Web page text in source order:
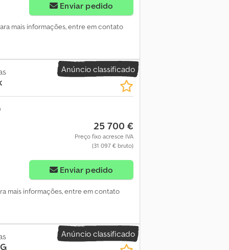
Enviar pedido
mais informações, entre em contato
Anúncio classificado
25 700 €
Preço fixo acresce IVA
(31 097 € bruto)
Enviar pedido
mais informações, entre em contato
Anúncio classificado